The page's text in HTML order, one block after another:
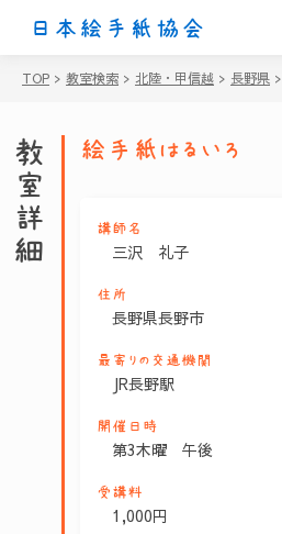
日本絵手紙協会
TOP > 教室検索 > 北陸・甲信越 > 長野県 >
教室詳細 絵手紙はるいろ
講師名
三沢 礼子
住所
長野県長野市
最寄りの交通機関
JR長野駅
開催日時
第3木曜 午後
受講料
1,000円